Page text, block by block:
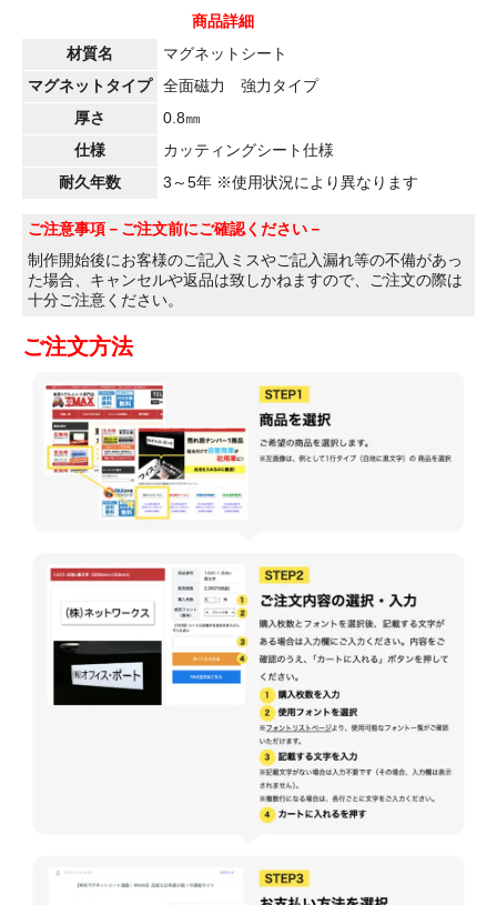
商品詳細
材質名
マグネットシート
マグネットタイプ
全面磁力 強力タイプ
厚さ
0.8㎜
仕様
カッティングシート仕様
耐久年数
3～5年 ※使用状況により異なります
ご注意事項 －ご注文前にご確認ください－
制作開始後にお客様のご記入ミスやご記入漏れ等の不備があっ
た場合、キャンセルや返品は致しかねますので、ご注文の際は
十分ご注意ください。
ご注文方法